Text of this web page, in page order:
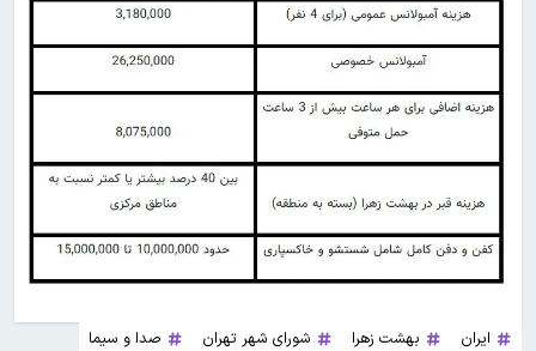
ایران بهشت زهرا شورای شهر تهران
صدا و سیما